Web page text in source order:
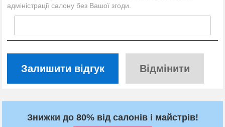
адміністрації салону без Вашої згоди.
Залишити відгук Відмінити
Знижки до 80% від салонів і майстрів!